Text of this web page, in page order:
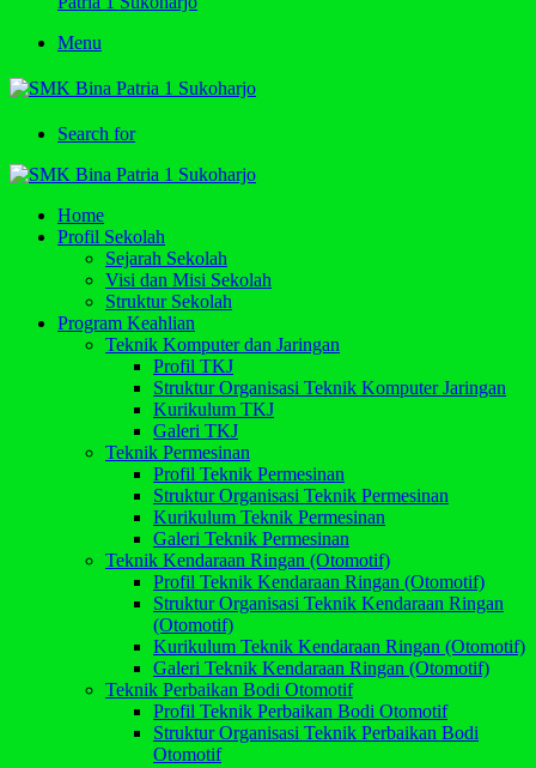
Menu
Search for
Home
Profil Sekolah
Sejarah Sekolah
Visi dan Misi Sekolah
Struktur Sekolah
Program Keahlian
Teknik Komputer dan Jaringan
Profil TKJ
Struktur Organisasi Teknik Komputer Jaringan
Kurikulum TKJ
Galeri TKJ
Teknik Permesinan
Profil Teknik Permesinan
Struktur Organisasi Teknik Permesinan
Kurikulum Teknik Permesinan
Galeri Teknik Permesinan
Teknik Kendaraan Ringan (Otomotif)
Profil Teknik Kendaraan Ringan (Otomotif)
Struktur Organisasi Teknik Kendaraan Ringan
(Otomotif)
Kurikulum Teknik Kendaraan Ringan (Otomotif)
Galeri Teknik Kendaraan Ringan (Otomotif)
Teknik Perbaikan Bodi Otomotif
Profil Teknik Perbaikan Bodi Otomotif
Struktur Organisasi Teknik Perbaikan Bodi
Otomotif